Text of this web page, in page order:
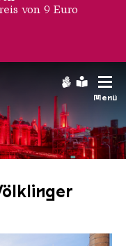
Menü
in Rot
von 9 Euro